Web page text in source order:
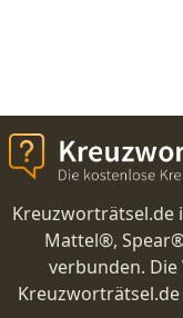
Kreuzworträtsel.de
Mattel®,
verbunden.